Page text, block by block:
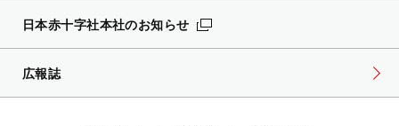
日本赤十字社本社のお知らせ
広報誌